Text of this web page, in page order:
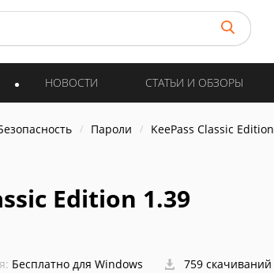
НОВОСТИ СТАТЬИ И ОБЗОРЫ
Пароли KeePass Classic Edition
Edition 1.39
Бесплатно для Windows 759 скачиваний